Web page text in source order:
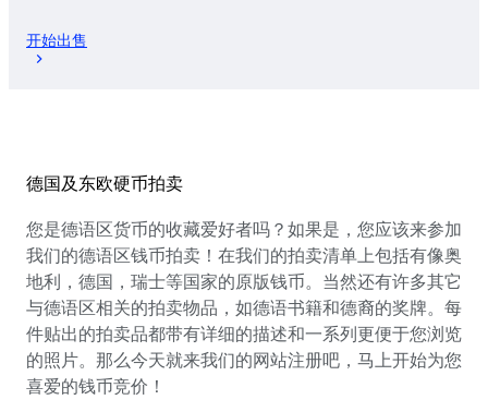
开始出售
德国及东欧硬币拍卖
您是德语区货币的收藏爱好者吗？如果是，您应该来参加
我们的德语区钱币拍卖！在我们的拍卖清单上包括有像奥
地利，德国，瑞士等国家的原版钱币。当然还有许多其它
与德语区相关的拍卖物品，如德语书籍和德裔的奖牌。每
件贴出的拍卖品都带有详细的描述和一系列更便于您浏览
的照片。那么今天就来我们的网站注册吧，马上开始为您
喜爱的钱币竞价！